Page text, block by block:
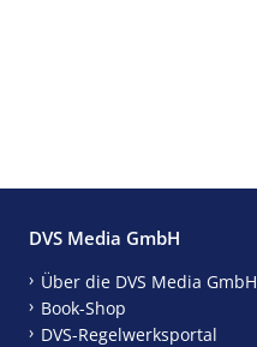
DVS Media GmbH
Über die DVS Media GmbH
Book-Shop
DVS-Regelwerksportal